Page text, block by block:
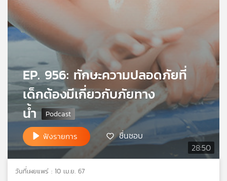
เครือ
ข่าย
พี
บี
เอส
แผนที่
เครือ
ข่าย
28:50
EP. 956: ทักษะความปลอดภัยที่
เด็กต้องมีเกี่ยวกับภัยทาง
น้ำ
ฟังรายการ ชื่นชอบ
วันที่เผยแพร่ : 10 เม.ย. 67